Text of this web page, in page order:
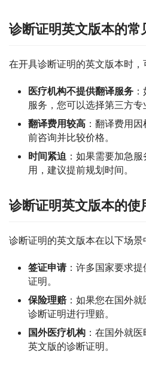
诊断证明英文版本的常
在开具诊断证明的英文版本时，
医疗机构不提供翻译服务
服务，您可以选择第三方专
翻译费用较高 ：翻译费用
前咨询并比较价格。
时间紧迫 ：如果需要加急
用，建议提前规划时间。
诊断证明英文版本的使
诊断证明的英文版本在以下场景
签证申请：许多国家要求
证明。
保险理赔：如果您在国外
诊断证明进行理赔。
国外医疗机构 ：在国外就
英文版的诊断证明。